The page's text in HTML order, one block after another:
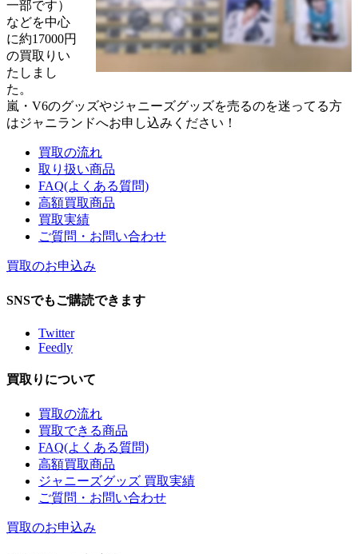
一部です）
などを中心
に約17000円
の買取りい
たしまし
た。
嵐・V6のグッズやジャニーズグッズを売るのを迷ってる方
はジャニランドへお申し込みください！
買取の流れ
取り扱い商品
FAQ(よくある質問)
高額買取商品
買取実績
ご質問・お問い合わせ
買取のお申込み
SNSでもご購読できます
Twitter
Feedly
買取りについて
買取の流れ
買取できる商品
FAQ(よくある質問)
高額買取商品
ジャニーズグッズ 買取実績
ご質問・お問い合わせ
買取のお申込み